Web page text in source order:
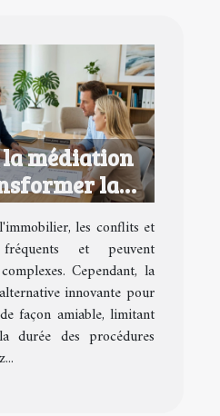
médiation
la
de litiges
?
les conflits et
et peuvent
Cependant, la
innovante pour
façon amiable, limitant
durée des procédures